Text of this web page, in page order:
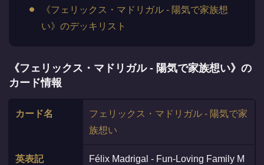
《フェリックス・マドリガル - 陽気で家族想
い》のデッキリスト
《フェリックス・マドリガル - 陽気で家族想い》の
カード情報
カード名
フェリックス・マドリガル - 陽気で家
族想い
英表記
Félix Madrigal - Fun‐Loving Family M